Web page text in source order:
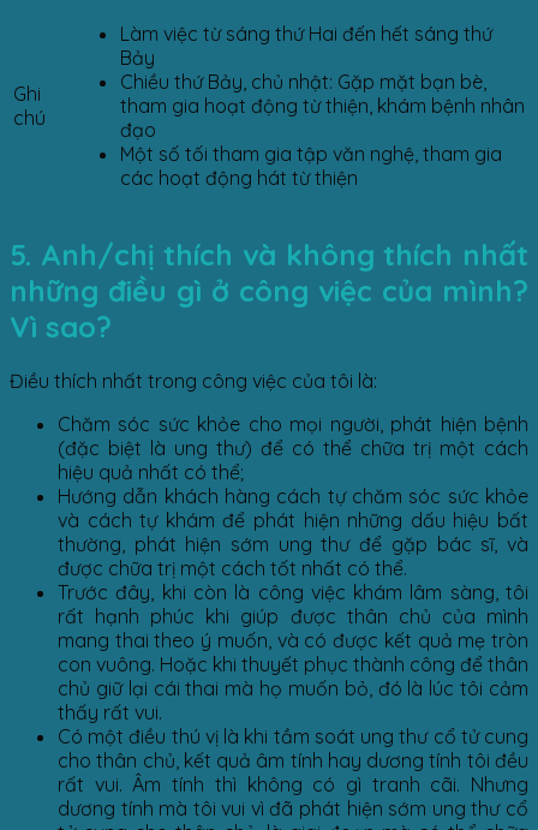
Ghi
chú
Làm việc từ sáng thứ Hai đến hết sáng thứ
Bảy
Chiều thứ Bảy, chủ nhật: Gặp mặt bạn bè,
tham gia hoạt động từ thiện, khám bệnh nhân
đạo
Một số tối tham gia tập văn nghệ, tham gia
các hoạt động hát từ thiện
5. Anh/chị thích và không thích nhất
những điều gì ở công việc của mình?
Vì sao?
Điều thích nhất trong công việc của tôi là:
Chăm sóc sức khỏe cho mọi người, phát hiện bệnh
(đặc biệt là ung thư) để có thể chữa trị một cách
hiệu quả nhất có thể;
Hướng dẫn khách hàng cách tự chăm sóc sức khỏe
và cách tự khám để phát hiện những dấu hiệu bất
thường, phát hiện sớm ung thư để gặp bác sĩ, và
được chữa trị một cách tốt nhất có thể.
Trước đây, khi còn là công việc khám lâm sàng, tôi
rất hạnh phúc khi giúp được thân chủ của mình
mang thai theo ý muốn, và có được kết quả mẹ tròn
con vuông. Hoặc khi thuyết phục thành công để thân
chủ giữ lại cái thai mà họ muốn bỏ, đó là lúc tôi cảm
thấy rất vui.
Có một điều thú vị là khi tầm soát ung thư cổ tử cung
cho thân chủ, kết quả âm tính hay dương tính tôi đều
rất vui. Âm tính thì không có gì tranh cãi. Nhưng
dương tính mà tôi vui vì đã phát hiện sớm ung thư cổ